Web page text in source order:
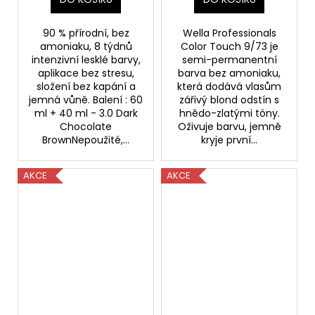
90 % přírodní, bez
amoniaku, 8 týdnů
intenzivní lesklé barvy,
aplikace bez stresu,
složení bez kapání a
jemná vůně. Balení : 60
ml + 40 ml - 3.0 Dark
Chocolate
BrownNepoužité,...
Wella Professionals
Color Touch 9/73 je
semi-permanentní
barva bez amoniaku,
která dodává vlasům
zářivý blond odstín s
hnědo-zlatými tóny.
Oživuje barvu, jemně
kryje první...
AKCE AKCE